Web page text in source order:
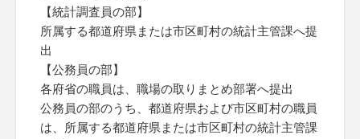
【統計調査員の部】
所属する都道府県または市区町村の統計主管課へ提
出
【公務員の部】
各府省の職員は、職場の取りまとめ部署へ提出
公務員の部のうち、都道府県および市区町村の職員
は、所属する都道府県または市区町村の統計主管課